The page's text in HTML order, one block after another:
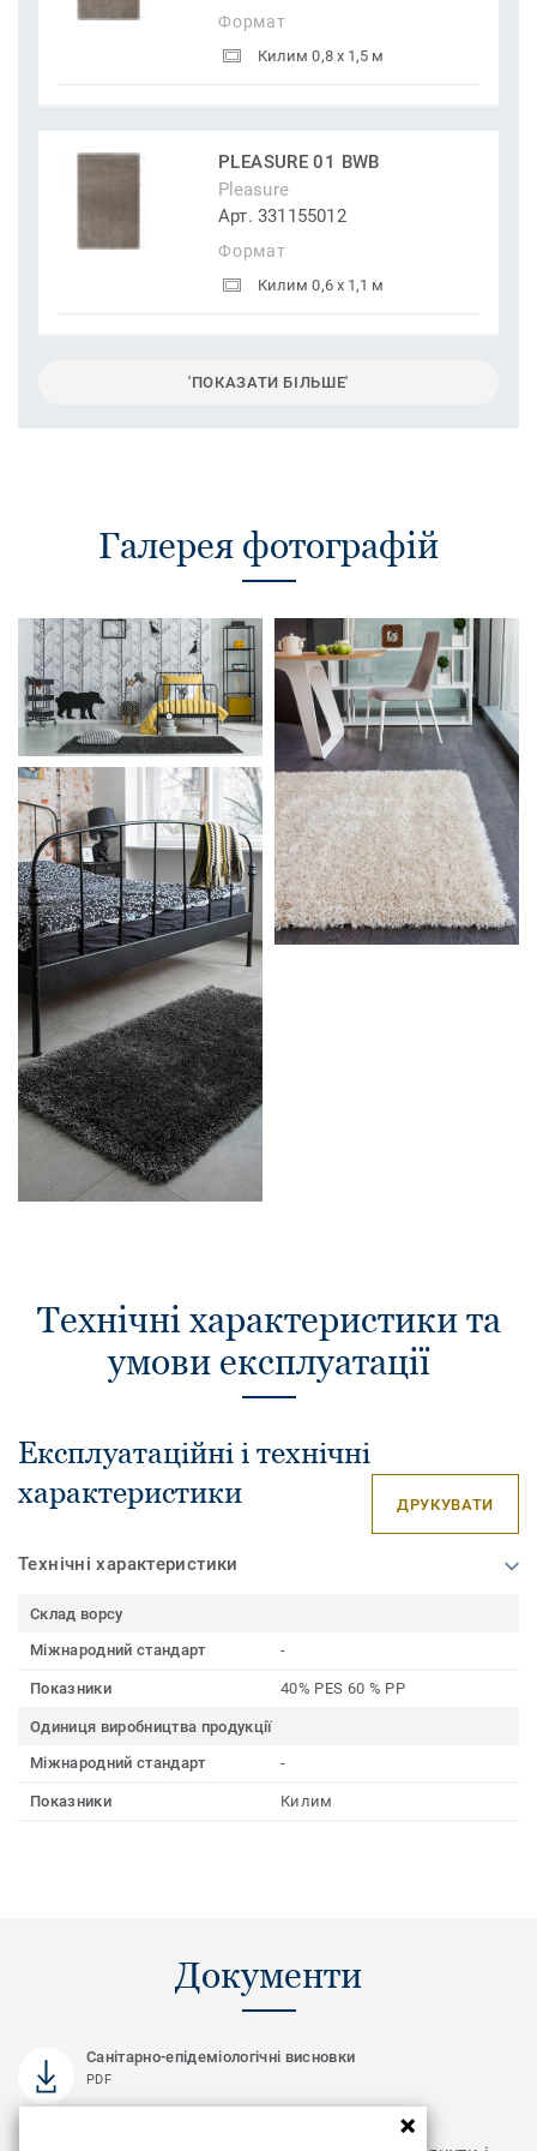
Формат
Килим 0,8 x 1,5 м
PLEASURE 01 BWB
Pleasure
Арт. 331155012
Формат
Килим 0,6 x 1,1 м
'ПОКАЗАТИ БІЛЬШЕ'
Галерея фотографій
Технічні характеристики та
умови експлуатації
Експлуатаційні і технічні
характеристики
ДРУКУВАТИ
Технічні характеристики
Склад ворсу
Міжнародний стандарт
-
Показники 40% PES 60 % PP
Одиниця виробництва продукції
Міжнародний стандарт
-
Показники Килим
Документи
Санітарно-епідеміологічні висновки
PDF